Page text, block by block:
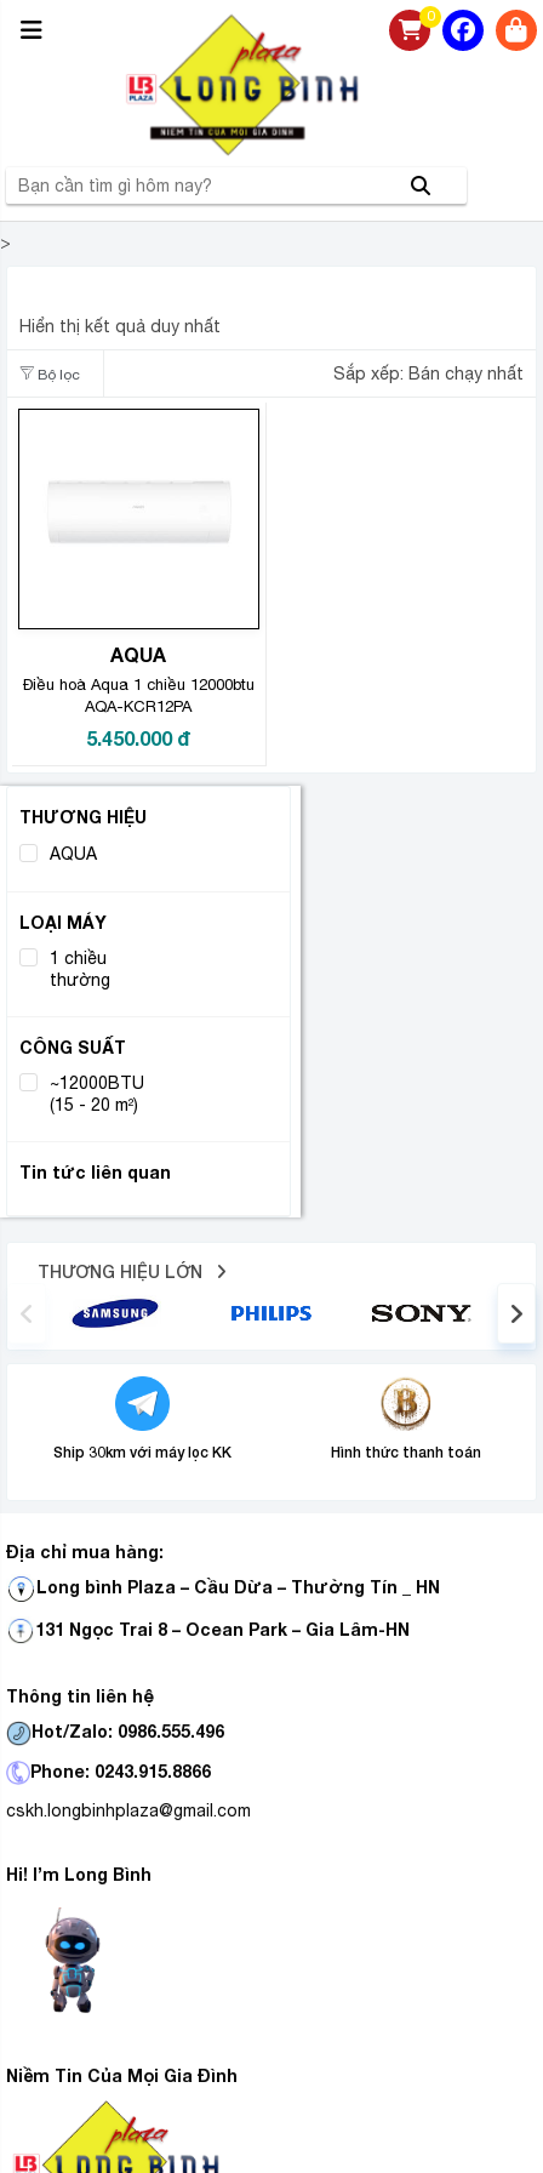
0
>
Hiển thị kết quả duy nhất
Bộ lọc Sắp xếp: Bán chạy nhất
AQUA
Điều hoà Aqua 1 chiều 12000btu
AQA-KCR12PA
5.450.000 đ
THƯƠNG HIỆU
AQUA
LOẠI MÁY
1 chiều
thường
CÔNG SUẤT
~12000BTU
(15 - 20 m²)
Tin tức liên quan
THƯƠNG HIỆU LỚN
Ship 30km với máy lọc KK Hình thức thanh toán
Địa chỉ mua hàng:
Long bình Plaza – Cầu Dừa – Thường Tín _ HN
131 Ngọc Trai 8 – Ocean Park – Gia Lâm-HN
Thông tin liên hệ
Hot/Zalo: 0986.555.496
Phone: 0243.915.8866
cskh.longbinhplaza@gmail.com
Hi! I’m Long Bình
Niềm Tin Của Mọi Gia Đình